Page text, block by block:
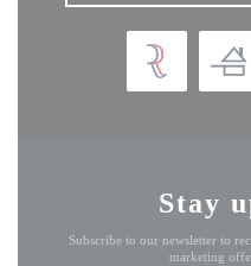
Stay
Subscribe to our newsletter to
marketing